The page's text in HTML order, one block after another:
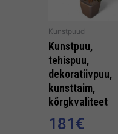
Kunstpuud
Kunstpuu,
tehispuu,
dekoratiivpuu,
kunsttaim,
kõrgkvaliteet
181€